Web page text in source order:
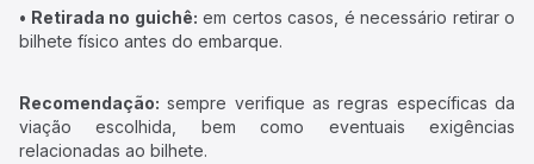
• Retirada no guichê: em certos casos, é necessário retirar o
bilhete físico antes do embarque.
Recomendação: sempre verifique as regras específicas da
viação escolhida, bem como eventuais exigências
relacionadas ao bilhete.